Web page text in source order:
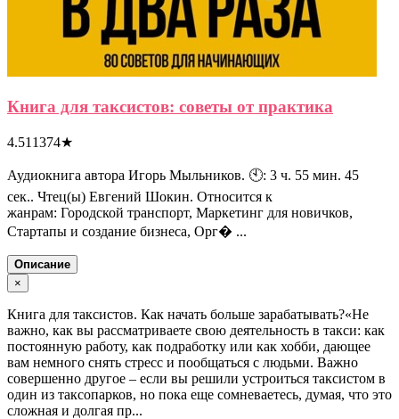
Книга для таксистов: советы от практика
4.511374★
Аудиокнига автора Игорь Мыльников. 🕙: 3 ч. 55 мин. 45
сек.. Чтец(ы) Евгений Шокин. Относится к
жанрам: Городской транспорт, Маркетинг для новичков,
Стартапы и создание бизнеса, Орг� ...
Описание
×
Книга для таксистов. Как начать больше зарабатывать?«Не
важно, как вы рассматриваете свою деятельность в такси: как
постоянную работу, как подработку или как хобби, дающее
вам немного снять стресс и пообщаться с людьми. Важно
совершенно другое – если вы решили устроиться таксистом в
один из таксопарков, но пока еще сомневаетесь, думая, что это
сложная и долгая пр...